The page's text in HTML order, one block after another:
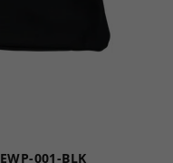
001-BLK